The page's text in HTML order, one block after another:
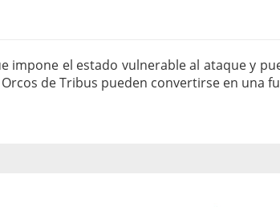
impone el estado vulnerable al ataque y
de Tribus pueden convertirse en una